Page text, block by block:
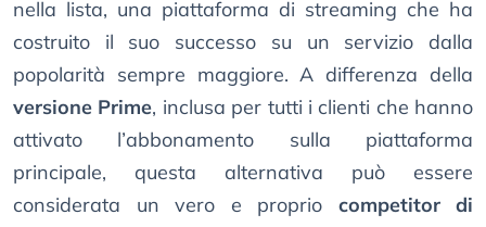
nella lista, una piattaforma di streaming che ha
costruito il suo successo su un servizio dalla
popolarità sempre maggiore. A differenza della
versione Prime, inclusa per tutti i clienti che hanno
attivato l’abbonamento sulla piattaforma
principale, questa alternativa può essere
considerata un vero e proprio competitor di